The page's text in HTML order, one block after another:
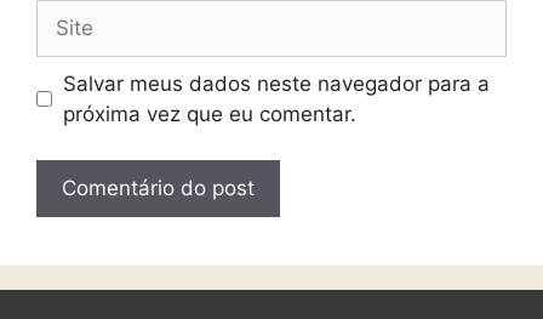
Salvar meus dados neste navegador para a
próxima vez que eu comentar.